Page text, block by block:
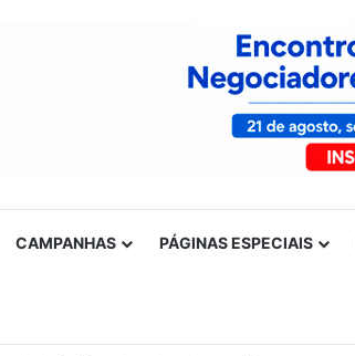
CAMPANHAS PÁGINAS ESPECIAIS